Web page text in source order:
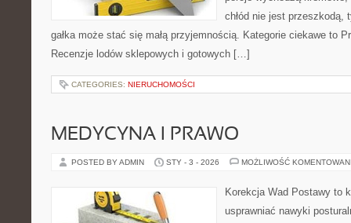
chłód nie jest przeszkodą,
gałka może stać się małą przyjemnością. Kategorie ciekawe to
Recenzje lodów sklepowych i gotowych […]
CATEGORIES: NIERUCHOMOŚCI
MEDYCYNA I PRAWO
POSTED BY ADMIN STY - 3 - 2026 MOŻLIWOŚĆ
Korekcja Wad Postawy to
usprawniać nawyki